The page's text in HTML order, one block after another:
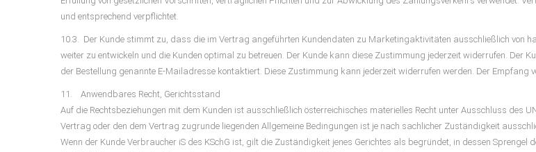
und entsprechend verpflichtet.
10.3. Der Kunde stimmt zu, dass die im Vertrag angeführten Kundendaten zu Marketingaktivitäten ausschließlich von
weiter zu entwickeln und die Kunden optimal zu betreuen. Der Kunde kann diese Zustimmung jederzeit widerrufen. Der
der Bestellung genannte E-Mailadresse kontaktiert. Diese Zustimmung kann jederzeit widerrufen werden. Der Empfang
11. Anwendbares Recht, Gerichtsstand
Auf die Rechtsbeziehungen mit dem Kunden ist ausschließlich österreichisches materielles Recht unter Ausschluss des
Vertrag oder den dem Vertrag zugrunde liegenden Allgemeine Bedingungen ist je nach sachlicher Zuständigkeit
Wenn der Kunde Verbraucher iS des KSchG ist, gilt die Zuständigkeit jenes Gerichtes als begründet, in dessen